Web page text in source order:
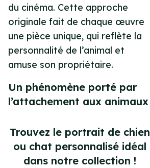
du cinéma. Cette approche
originale fait de chaque œuvre
une pièce unique, qui reflète la
personnalité de l’animal et
amuse son propriétaire.
Un phénomène porté par
l’attachement aux animaux
Trouvez le portrait de chien
ou chat personnalisé idéal
dans notre collection !